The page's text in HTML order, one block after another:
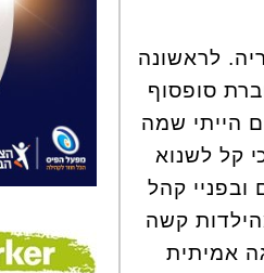
לראשונה
סופסוף
הייתי שמה
קל לשנוא
קהל
קשה
אמיתית